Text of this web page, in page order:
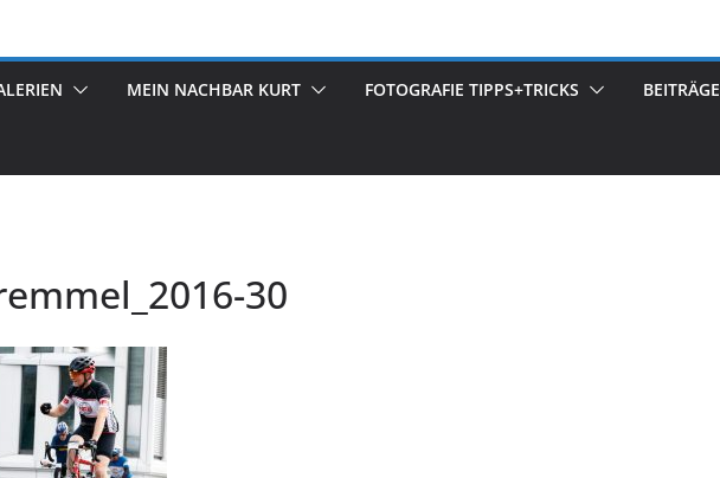
MEIN NACHBAR KURT FOTOGRAFIE TIPPS+TRICKS BEITRÄGE
30